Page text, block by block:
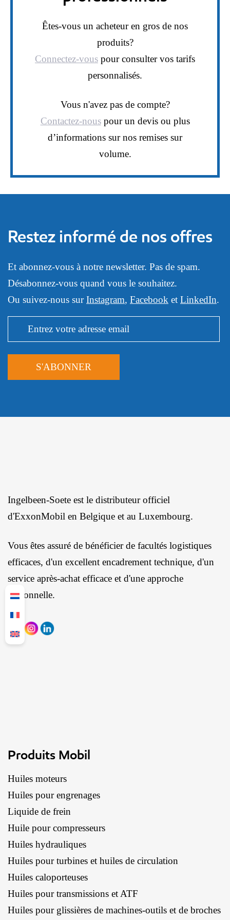
Êtes-vous un acheteur en gros de nos
produits?
Connectez-vous pour consulter vos tarifs
personnalisés.
Vous n'avez pas de compte?
Contactez-nouspour un devis ou plus
d’informations sur nos remises sur
volume.
Restez informé de nos offres
Et abonnez-vous à notre newsletter. Pas de spam.
Désabonnez-vous quand vous le souhaitez.
Ou suivez-nous surInstagram, Facebook et LinkedIn.
Ingelbeen-Soete est le distributeur officiel
d'ExxonMobil en Belgique et au Luxembourg.
Vous êtes assuré de bénéficier de facultés logistiques
efficaces, d'un excellent encadrement technique, d'un
service après-achat efficace et d'une approche
personnelle.
Produits Mobil
Huiles moteurs
Huiles pour engrenages
Liquide de frein
Huile pour compresseurs
Huiles hydrauliques
Huiles pour turbines et huiles de circulation
Huiles caloporteuses
Huiles pour transmissions et ATF
Huiles pour glissières de machines-outils et de broches